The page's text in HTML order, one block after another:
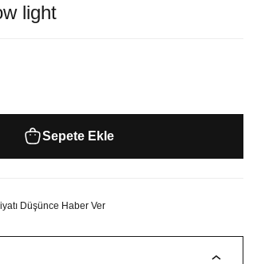
light
Sepete Ekle
Düşünce Haber Ver